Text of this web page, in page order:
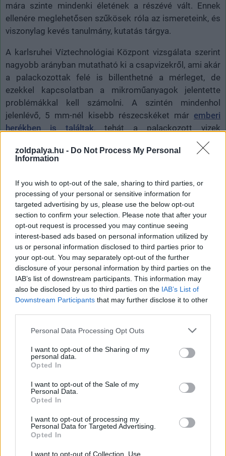
zoldpalya.hu - Do Not Process My Personal
Information
If you wish to opt-out of the sale, sharing to third parties, or
processing of your personal or sensitive information for
targeted advertising by us, please use the below opt-out
section to confirm your selection. Please note that after your
opt-out request is processed you may continue seeing
interest-based ads based on personal information utilized by
us or personal information disclosed to third parties prior to
your opt-out. You may separately opt-out of the further
disclosure of your personal information by third parties on the
IAB’s list of downstream participants. This information may
also be disclosed by us to third parties on the IAB’s List of
Downstream Participants that may further disclose it to other
Please note that this website/app uses one or more Google
not limited to your visit or usage behaviour. You may click to
grant or deny consent to Google and its third-party tags to
use your data for below specified purposes in below Google
consent section.
Personal Data Processing Opt Outs
I want to opt-out of the Sharing of my
personal data.
Opted In
I want to opt-out of the Sale of my
Personal Data.
Opted In
I want to opt-out of processing my
Personal Data for Targeted Advertising.
Opted In
I want to opt-out of Collection, Use,
mára szinte mindenki életének a részévé vált. Ennek
ellenére meglehetősen szűkösek róla az ismereteink, és
viszonylag kevés tanulmány, kutatás tárgya.
A karlsruhei Víztechnológiai Központ vizsgálata szerint
nagyobb arányban mutatható ki a csapvizekről, ami akár
a palackozottak felé is billenthetné a mérleget, de
ezekkel kapcsolatban a mikroműanyagok jelentette
problémákkal kell számolni. A szintén mindenhol
jelenlévő, 5 mm-nél kisebb részecskéket már emberi
herékben is találtak, tehát a palackozott vizek
fogyasztása sem oldja meg a problémát hosszú távon.
Címkék: #pfas #örök vegyi anyagok #trifluorecetsav
Hozzászólások
újrahasznosított alumíniumból
készül